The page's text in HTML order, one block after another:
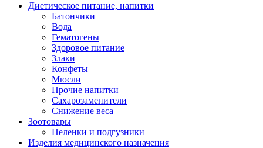
Диетическое питание, напитки
Батончики
Вода
Гематогены
Здоровое питание
Злаки
Конфеты
Мюсли
Прочие напитки
Сахарозаменители
Снижение веса
Зоотовары
Пеленки и подгузники
Изделия медицинского назначения